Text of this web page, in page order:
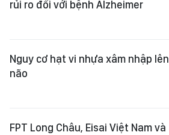
rủi ro đối với bệnh Alzheimer
Nguy cơ hạt vi nhựa xâm nhập lên
não
FPT Long Châu, Eisai Việt Nam và